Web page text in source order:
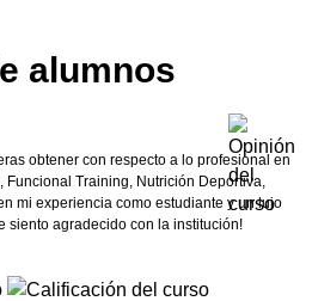
alumnos
obtener con respecto a lo profesional en
Training, Nutrición Deportiva,
mi experiencia como estudiante y un lujo
siento agradecido con la institución!